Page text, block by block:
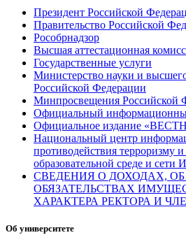
Президент Российской
Правительство Российской
Рособрнадзор
Высшая аттестационная
Государственные услуги
Министерство науки и
Российской Федерации
Минпросвещения Российской
Официальный
Официальное издание
Национальный центр
противодействия терроризму
образовательной среде и сети
СВЕДЕНИЯ О ДОХОДАХ,
ОБЯЗАТЕЛЬСТВАХ
ХАРАКТЕРА РЕКТОРА И
Об университете